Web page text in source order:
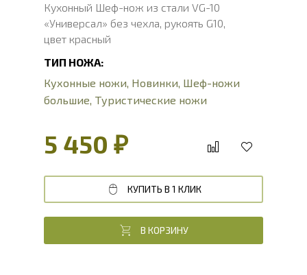
Кухонный Шеф-нож из стали VG-10
«Универсал» без чехла, рукоять G10,
цвет красный
ТИП НОЖА:
Кухонные ножи, Новинки, Шеф-ножи
большие, Туристические ножи
5 450 ₽
КУПИТЬ В 1 КЛИК
В КОРЗИНУ